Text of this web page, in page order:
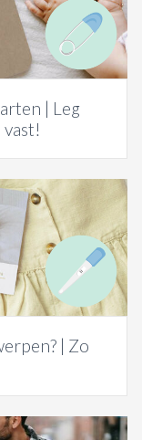
| Leg
| Zo